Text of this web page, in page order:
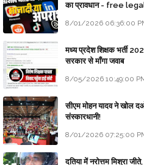
का प्रावधान - free
8/01/2026 06:36:00
मध्य प्रदेश शिक्षक भर्ती
सरकार से माँगा जवाब
8/05/2026 10:49:00
सीएम मोहन यादव ने खोल दओ
संस्कारधानी!
8/01/2026 07:25:00
दतिया में नरोत्तम मिश्रा